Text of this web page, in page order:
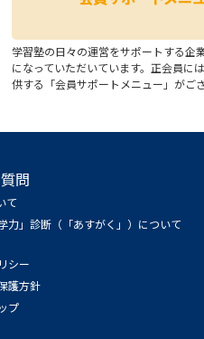
学習塾の日々の運営をサポートする企
になっていただいています。正会員に
供する「会員サポートメニュー」がござ
問
て
力」診断（「あすがく」）について
シー
護方針
プ